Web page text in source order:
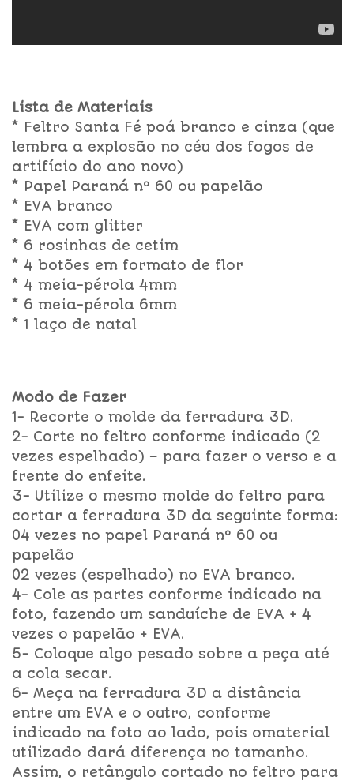
Lista de Materiais
* Feltro Santa Fé poá branco e cinza (que
lembra a explosão no céu dos fogos de
artifício do ano novo)
* Papel Paraná nº 60 ou papelão
* EVA branco
* EVA com glitter
* 6 rosinhas de cetim
* 4 botões em formato de flor
* 4 meia-pérola 4mm
* 6 meia-pérola 6mm
* 1 laço de natal
Modo de Fazer
1- Recorte o molde da ferradura 3D.
2- Corte no feltro conforme indicado (2
vezes espelhado) – para fazer o verso e a
frente do enfeite.
3- Utilize o mesmo molde do feltro para
cortar a ferradura 3D da seguinte forma:
04 vezes no papel Paraná nº 60 ou
papelão
02 vezes (espelhado) no EVA branco.
4- Cole as partes conforme indicado na
foto, fazendo um sanduíche de EVA + 4
vezes o papelão + EVA.
5- Coloque algo pesado sobre a peça até
a cola secar.
6- Meça na ferradura 3D a distância
entre um EVA e o outro, conforme
indicado na foto ao lado, pois omaterial
utilizado dará diferença no tamanho.
Assim, o retângulo cortado no feltro para